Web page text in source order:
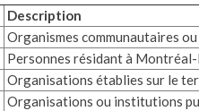
Description
Organismes communautaires
Personnes résidant à
Organisations établies sur le
Organisations ou institutions